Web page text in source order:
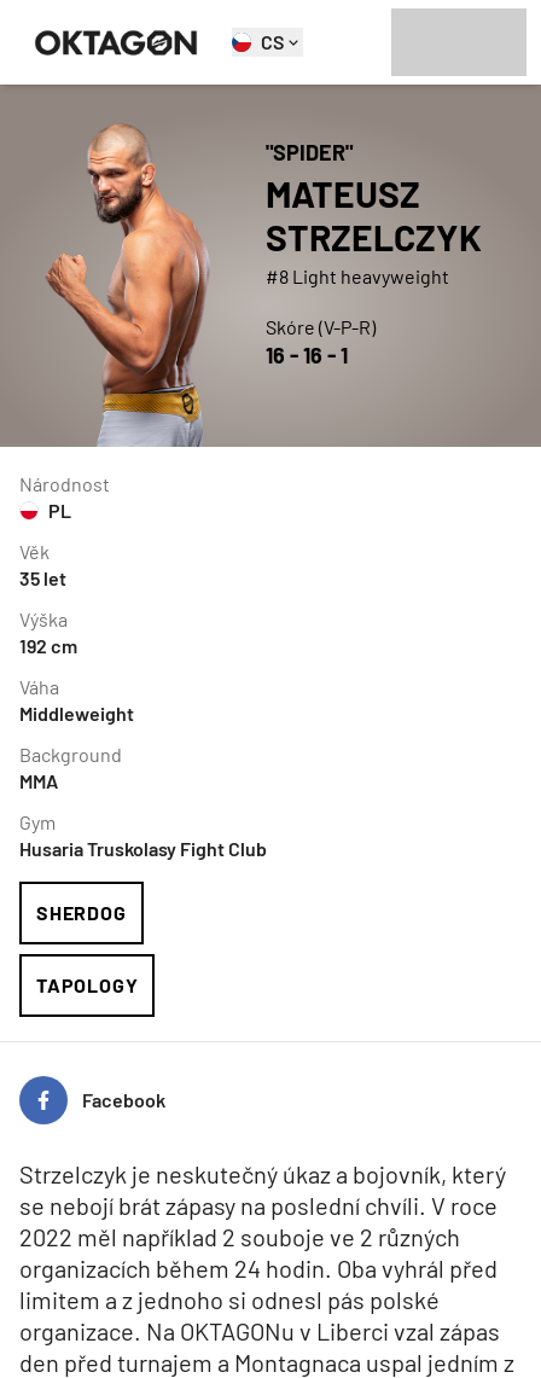
CS
"SPIDER"
MATEUSZ
STRZELCZYK
#8 Light heavyweight
Skóre (V-P-R)
16 -16 -1
Národnost
PL
Věk
35 let
Výška
192 cm
Váha
Middleweight
Background
MMA
Gym
Husaria Truskolasy Fight Club
SHERDOG
TAPOLOGY
Facebook
Strzelczyk je neskutečný úkaz a bojovník, který
se nebojí brát zápasy na poslední chvíli. V roce
2022 měl například 2 souboje ve 2 různých
organizacích během 24 hodin. Oba vyhrál před
limitem a z jednoho si odnesl pás polské
organizace. Na OKTAGONu v Liberci vzal zápas
den před turnajem a Montagnaca uspal jedním z